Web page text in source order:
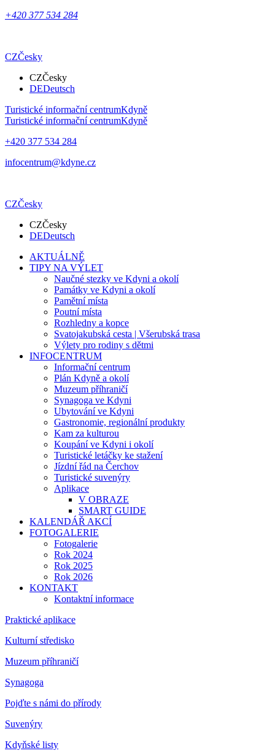
+420 377 534 284
CZČesky
CZČesky
DEDeutsch
Turistické informační centrumKdyně
Turistické informační centrumKdyně
+420 377 534 284
infocentrum@kdyne.cz
CZČesky
CZČesky
DEDeutsch
AKTUÁLNĚ
TIPY NA VÝLET
Naučné stezky ve Kdyni a okolí
Památky ve Kdyni a okolí
Pamětní místa
Poutní místa
Rozhledny a kopce
Svatojakubská cesta | Všerubská trasa
Výlety pro rodiny s dětmi
INFOCENTRUM
Informační centrum
Plán Kdyně a okolí
Muzeum příhraničí
Synagoga ve Kdyni
Ubytování ve Kdyni
Gastronomie, regionální produkty
Kam za kulturou
Koupání ve Kdyni i okolí
Turistické letáčky ke stažení
Jízdní řád na Čerchov
Turistické suvenýry
Aplikace
V OBRAZE
SMART GUIDE
KALENDÁŘ AKCÍ
FOTOGALERIE
Fotogalerie
Rok 2024
Rok 2025
Rok 2026
KONTAKT
Kontaktní informace
Praktické aplikace
Kulturní středisko
Muzeum příhraničí
Synagoga
Pojďte s námi do přírody
Suvenýry
Kdyňské listy